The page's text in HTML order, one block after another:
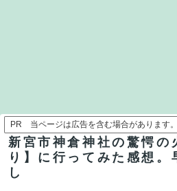
PR 当ページは広告を含む場合があります。
新宮市神倉神社の驚愕の
り】に行ってみた感想。
し